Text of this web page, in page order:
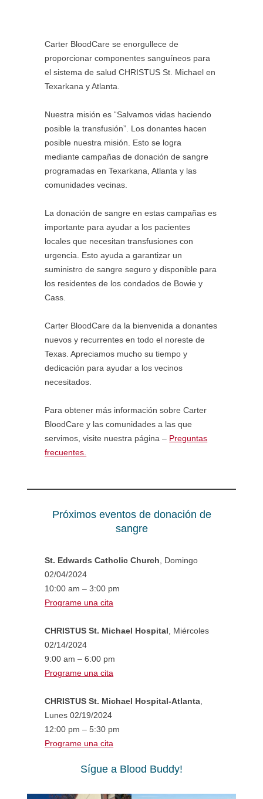
Carter BloodCare se enorgullece de
proporcionar componentes sanguíneos para
el sistema de salud CHRISTUS St. Michael en
Texarkana y Atlanta.
Nuestra misión es “Salvamos vidas haciendo
posible la transfusión”. Los donantes hacen
posible nuestra misión. Esto se logra
mediante campañas de donación de sangre
programadas en Texarkana, Atlanta y las
comunidades vecinas.
La donación de sangre en estas campañas es
importante para ayudar a los pacientes
locales que necesitan transfusiones con
urgencia. Esto ayuda a garantizar un
suministro de sangre seguro y disponible para
los residentes de los condados de Bowie y
Cass.
Carter BloodCare da la bienvenida a donantes
nuevos y recurrentes en todo el noreste de
Texas. Apreciamos mucho su tiempo y
dedicación para ayudar a los vecinos
necesitados.
Para obtener más información sobre Carter
BloodCare y las comunidades a las que
servimos, visite nuestra página – Preguntas
frecuentes.
Próximos eventos de donación de
sangre
St. Edwards Catholic Church , Domingo
02/04/2024
10:00 am – 3:00 pm
Programe una cita
CHRISTUS St. Michael Hospital , Miércoles
02/14/2024
9:00 am – 6:00 pm
Programe una cita
CHRISTUS St. Michael Hospital-Atlanta
Lunes 02/19/2024
12:00 pm – 5:30 pm
Programe una cita
Sígue a Blood Buddy!